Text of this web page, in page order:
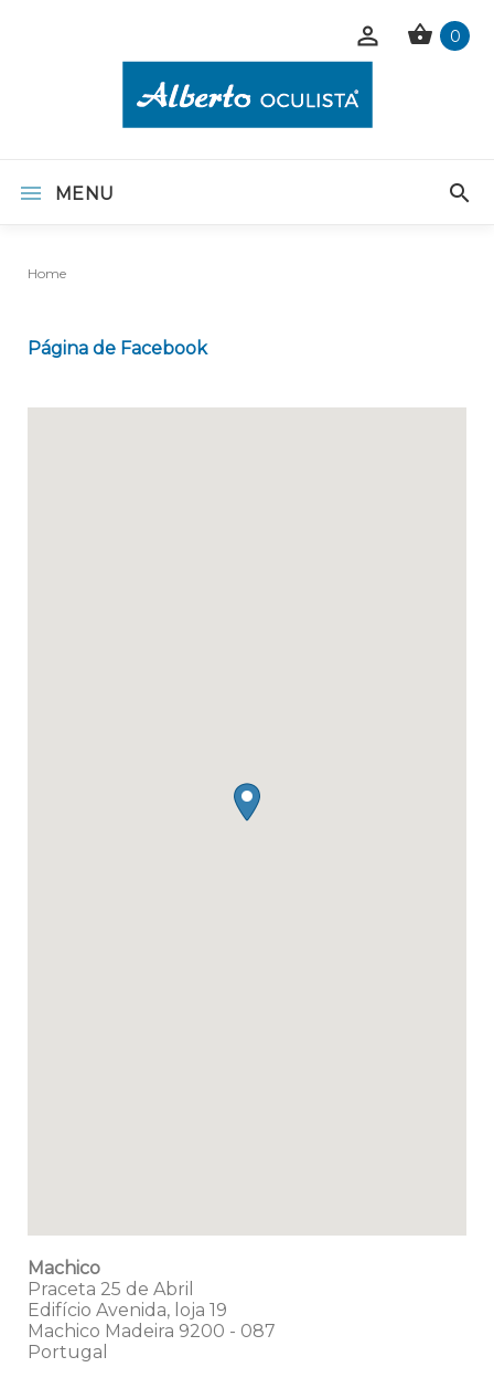
0
MENU
Home
Página de Facebook
Machico
Praceta 25 de Abril
Edifício Avenida, loja 19
Machico Madeira 9200 - 087
Portugal